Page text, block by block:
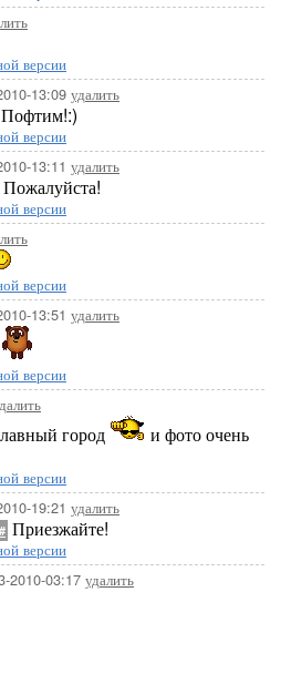
версии
13:09 удалить
Пофтим!:)
версии
13:11 удалить
Пожалуйста!
версии
версии
13:51 удалить
версии
город
и фото очень
версии
19:21 удалить
# Приезжайте!
версии
2010-03:17 удалить